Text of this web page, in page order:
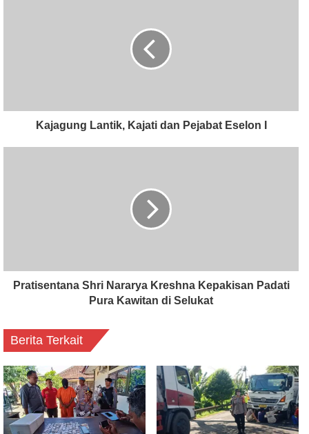
Kajagung Lantik, Kajati dan Pejabat Eselon I
Pratisentana Shri Nararya Kreshna Kepakisan Padati
Pura Kawitan di Selukat
Berita Terkait